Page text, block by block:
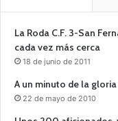
La Roda C.F. 3-San
cada vez más cerca
18 de junio de 2011
A un minuto de la gloria
22 de mayo de 2010